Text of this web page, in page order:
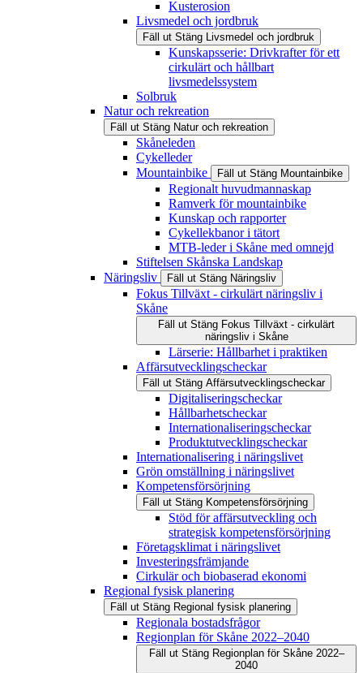
Kusterosion
Livsmedel och jordbruk
Fäll ut Stäng Livsmedel och jordbruk
Kunskapsserie: Drivkrafter för ett
cirkulärt och hållbart
livsmedelssystem
Solbruk
Natur och rekreation
Fäll ut Stäng Natur och rekreation
Skåneleden
Cykelleder
Mountainbike
Fäll ut Stäng Mountainbike
Regionalt huvudmannaskap
Ramverk för mountainbike
Kunskap och rapporter
Cykellekbanor i tätort
MTB-leder i Skåne med omnejd
Stiftelsen Skånska Landskap
Näringsliv
Fäll ut Stäng Näringsliv
Fokus Tillväxt - cirkulärt näringsliv i
Skåne
Fäll ut Stäng Fokus Tillväxt - cirkulärt
näringsliv i Skåne
Lärserie: Hållbarhet i praktiken
Affärsutvecklingscheckar
Fäll ut Stäng Affärsutvecklingscheckar
Digitaliseringscheckar
Hållbarhetscheckar
Internationaliseringscheckar
Produktutvecklingscheckar
Internationalisering i näringslivet
Grön omställning i näringslivet
Kompetensförsörjning
Fäll ut Stäng Kompetensförsörjning
Stöd för affärsutveckling och
strategisk kompetensförsörjning
Företagsklimat i näringslivet
Investeringsfrämjande
Cirkulär och biobaserad ekonomi
Regional fysisk planering
Fäll ut Stäng Regional fysisk planering
Regionala bostadsfrågor
Regionplan för Skåne 2022–2040
Fäll ut Stäng Regionplan för Skåne 2022–
2040